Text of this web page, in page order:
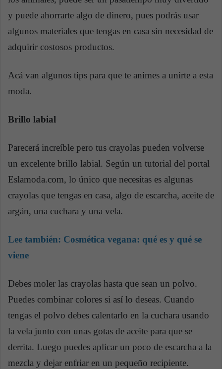
y puede ahorrarte algo de dinero, pues podrás usar
algunos materiales que tengas en casa sin necesidad de
adquirir costosos productos.
Acá van algunos tips para que te animes a unirte a esta
moda.
Brillo labial
Parecerá increíble pero tus crayolas pueden volverse
un excelente brillo labial. Según un tutorial del portal
Eslamoda.com, lo único que necesitas es algunas
crayolas que tengas en casa, algo de escarcha, aceite de
argán, una cuchara y una vela.
Lee también: Cosmética vegana: qué es y qué se
viene
Debes moler las crayolas hasta que sean un polvo.
Puedes combinar colores si así lo deseas. Cuando
tengas el polvo debes calentarlo en la cuchara usando
la vela junto con unas gotas de aceite para que se
derrita. Luego puedes aplicar un poco de escarcha a la
mezcla y dejar enfriar en un pequeño recipiente.